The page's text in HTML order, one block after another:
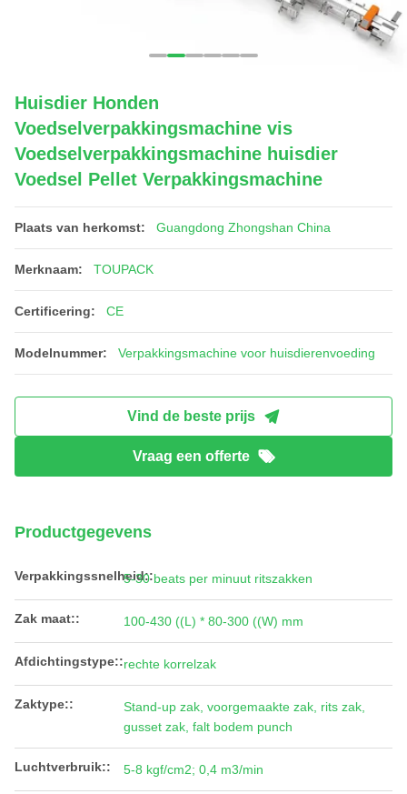
Huisdier Honden
Voedselverpakkingsmachine vis
Voedselverpakkingsmachine huisdier
Voedsel Pellet Verpakkingsmachine
Plaats van herkomst: Guangdong Zhongshan China
Merknaam: TOUPACK
Certificering: CE
Modelnummer: Verpakkingsmachine voor huisdierenvoeding
Vind de beste prijs
Vraag een offerte
Productgegevens
Verpakkingssnelheid::5-30 beats per minuut ritszakken
Zak maat:: 100-430 ((L) * 80-300 ((W) mm
Afdichtingstype::rechte korrelzak
Zaktype::
Stand-up zak, voorgemaakte zak, rits zak,
gusset zak, falt bodem punch
Luchtverbruik:: 5-8 kgf/cm2; 0,4 m3/min